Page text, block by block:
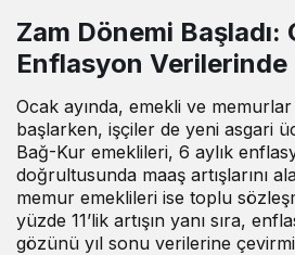
Zam Dönemi Başladı:
Enflasyon Verilerinde
Ocak ayında, emekli ve
başlarken, işçiler de yeni asgari
Bağ-Kur emeklileri, 6 aylık
doğrultusunda maaş artışlarını
memur emeklileri ise toplu
yüzde 11’lik artışın yanı sıra,
gözünü yıl sonu verilerine